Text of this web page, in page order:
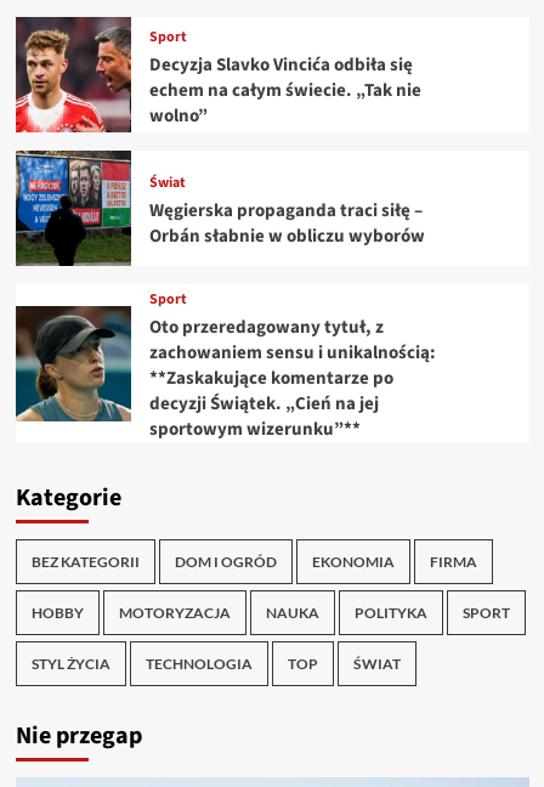
Sport
Decyzja Slavko Vincića odbiła się
echem na całym świecie. „Tak nie
wolno”
Świat
Węgierska propaganda traci siłę –
Orbán słabnie w obliczu wyborów
Sport
Oto przeredagowany tytuł, z
zachowaniem sensu i unikalnością:
**Zaskakujące komentarze po
decyzji Świątek. „Cień na jej
sportowym wizerunku”**
Kategorie
BEZ KATEGORII DOM I OGRÓD EKONOMIA FIRMA
HOBBY MOTORYZACJA NAUKA POLITYKA SPORT
STYL ŻYCIA TECHNOLOGIA TOP ŚWIAT
Nie przegap